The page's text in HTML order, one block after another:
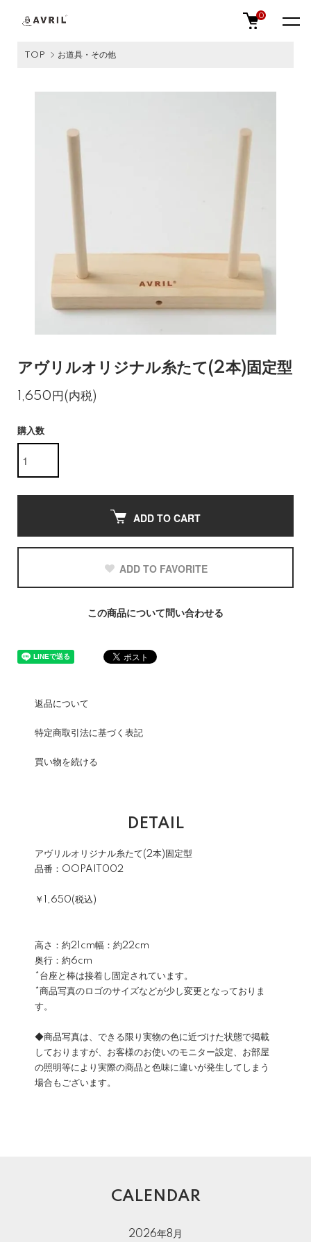
0
TOP お道具・その他
アヴリルオリジナル糸たて(2本)固定型
1,650円(内税)
購入数
ADD TO CART
ADD TO FAVORITE
この商品について問い合わせる
返品について
特定商取引法に基づく表記
買い物を続ける
DETAIL
アヴリルオリジナル糸たて(2本)固定型
品番：OOPAIT002
￥1,650(税込)
高さ：約21cm幅：約22cm
奥行：約6cm
*台座と棒は接着し固定されています。
*商品写真のロゴのサイズなどが少し変更となっておりま
す。
◆商品写真は、できる限り実物の色に近づけた状態で掲載
しておりますが、お客様のお使いのモニター設定、お部屋
の照明等により実際の商品と色味に違いが発生してしまう
場合もございます。
CALENDAR
2026年8月